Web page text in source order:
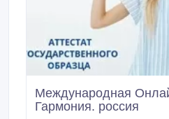
Международная
Гармония. россия